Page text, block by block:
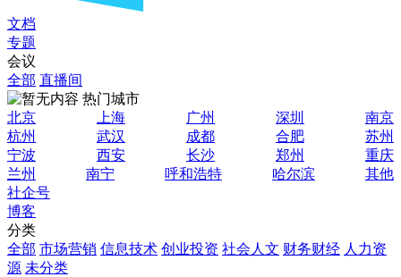
文档
专题
会议
全部 直播间
热门城市
北京
上海 广州 深圳
南京
杭州
武汉 成都 合肥
苏州
宁波
西安 长沙 郑州
重庆
兰州
南宁 呼和浩特 哈尔滨
其他
社企号
博客
分类
全部 市场营销 信息技术 创业投资 社会人文 财务财经 人力资
源 未分类